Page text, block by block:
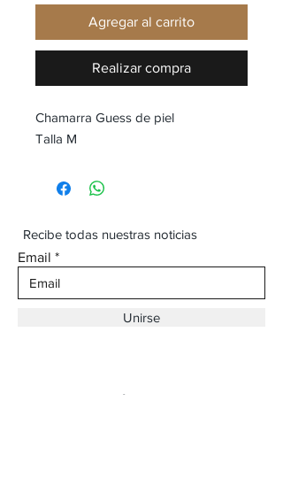
Agregar al carrito
Realizar compra
Chamarra Guess de piel
Talla M
Recibe todas nuestras noticias
Email
Unirse
Dirección: